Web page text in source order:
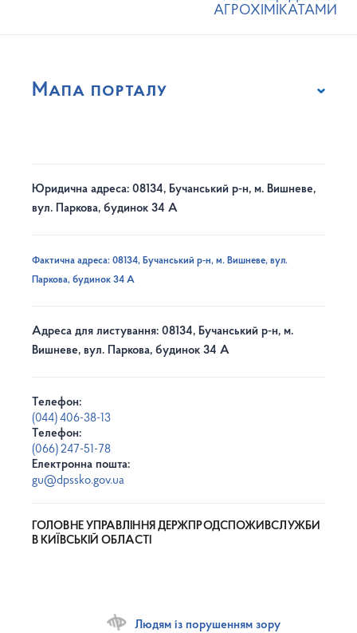
АГРОХІМІКАТАМИ
Мапа порталу
Юридична адреса: 08134, Бучанський р-н, м. Вишневе,
вул. Паркова, будинок 34 А
Фактична адреса: 08134, Бучанський р-н, м. Вишневе, вул.
Паркова, будинок 34 А
Адреса для листування: 08134, Бучанський р-н, м.
Вишневе, вул. Паркова, будинок 34 А
Телефон:
(044) 406-38-13
Телефон:
(066) 247-51-78
Електронна пошта:
gu@dpssko.gov.ua
ГОЛОВНЕ УПРАВЛІННЯ ДЕРЖПРОДСПОЖИВСЛУЖБИ
В КИЇВСЬКІЙ ОБЛАСТІ
Людям із порушенням зору